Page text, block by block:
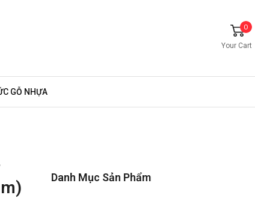
0
Your Cart
GỖ NHỰA
Danh Mục Sản Phẩm